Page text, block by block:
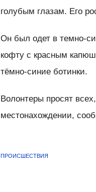
голубым глазам. Его
Он был одет в темно-
кофту с красным
тёмно-синие ботинки.
Волонтеры просят
местонахождении,
ПРОИСШЕСТВИЯ